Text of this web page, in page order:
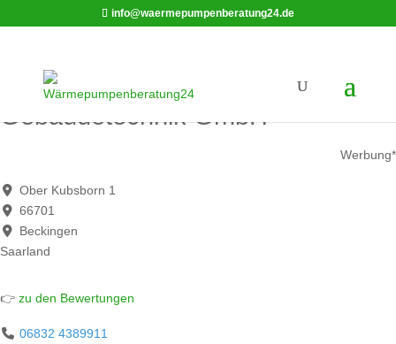
info@waermepumpenberatung24.de
Bast Energie- und
Gebäudetechnik GmbH
Werbung*
Ober Kubsborn 1
66701
Beckingen
Saarland
👉 zu den Bewertungen
06832 4389911